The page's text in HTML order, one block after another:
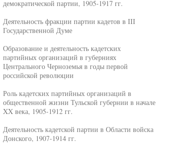
демократической партии, 1905-1917 гг.
Деятельность фракции партии кадетов в III
Государственной Думе
Образование и деятельность кадетских
партийных организаций в губерниях
Центрального Черноземья в годы первой
российской революции
Роль кадетских партийных организаций в
общественной жизни Тульской губернии в начале
XX века, 1905-1912 гг.
Деятельность кадетской партии в Области войска
Донского, 1907-1914 гг.